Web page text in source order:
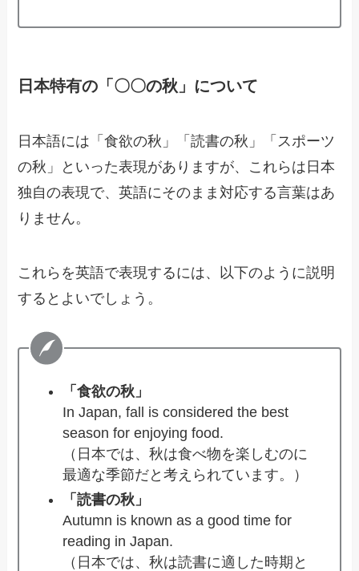
日本特有の「〇〇の秋」について
日本語には「食欲の秋」「読書の秋」「スポーツ
の秋」といった表現がありますが、これらは日本
独自の表現で、英語にそのまま対応する言葉はあ
りません。
これらを英語で表現するには、以下のように説明
するとよいでしょう。
「食欲の秋」
In Japan, fall is considered the best
season for enjoying food.
（日本では、秋は食べ物を楽しむのに
最適な季節だと考えられています。）
「読書の秋」
Autumn is known as a good time for
reading in Japan.
（日本では、秋は読書に適した時期と